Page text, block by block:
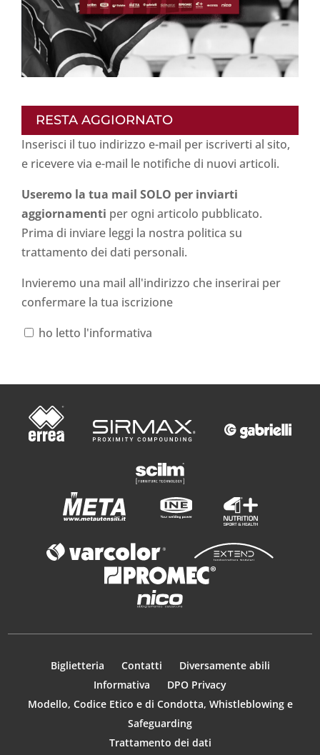
RESTA AGGIORNATO
Inserisci il tuo indirizzo e-mail per iscriverti al sito,
e ricevere via e-mail le notifiche di nuovi articoli.
Useremo la tua mail SOLO per inviarti
aggiornamenti per ogni articolo pubblicato.
Prima di inviare leggi la nostra politica su
trattamento dei dati personali.
Invieremo una mail all'indirizzo che inserirai per
confermare la tua iscrizione
ho letto l'informativa
Biglietteria Contatti
Diversamente abili
Informativa
DPO Privacy
Modello, Codice Etico e di Condotta, Whistleblowing e
Safeguarding
Trattamento dei dati